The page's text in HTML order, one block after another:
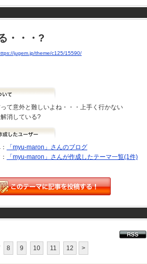
・・・?
jugem.jp/theme/c125/15590/
て意外と難しいよね・・・上手く行かない
消している?
「myu-maron」さんのブログ
「myu-maron」さんが作成したテーマ一覧(1件)
8 9 10 11 12 >